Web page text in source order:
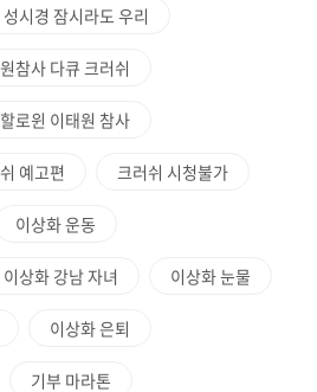
성시경 잠시라도 우리
참사 다큐 크러쉬
할로윈 이태원 참사
예고편 크러쉬 시청불가
이상화 운동
이상화 강남 자녀 이상화 눈물
이상화 은퇴
기부 마라톤